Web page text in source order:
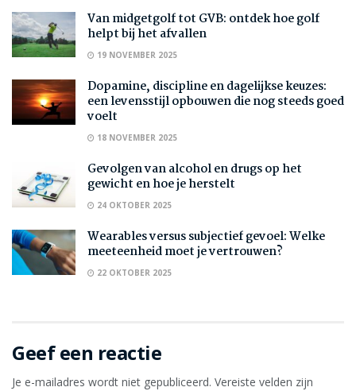
Van midgetgolf tot GVB: ontdek hoe golf
helpt bij het afvallen
19 NOVEMBER 2025
Dopamine, discipline en dagelijkse keuzes:
een levensstijl opbouwen die nog steeds goed
voelt
18 NOVEMBER 2025
Gevolgen van alcohol en drugs op het
gewicht en hoe je herstelt
24 OKTOBER 2025
Wearables versus subjectief gevoel: Welke
meeteenheid moet je vertrouwen?
22 OKTOBER 2025
Geef een reactie
Je e-mailadres wordt niet gepubliceerd. Vereiste velden zijn